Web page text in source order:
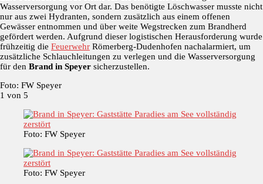
Wasserversorgung vor Ort dar. Das benötigte Löschwasser musste nicht
nur aus zwei Hydranten, sondern zusätzlich aus einem offenen
Gewässer entnommen und über weite Wegstrecken zum Brandherd
gefördert werden. Aufgrund dieser logistischen Herausforderung wurde
frühzeitig die Feuerwehr Römerberg-Dudenhofen nachalarmiert, um
zusätzliche Schlauchleitungen zu verlegen und die Wasserversorgung
für den Brand in Speyer sicherzustellen.
Foto: FW Speyer
1 von 5
Foto: FW Speyer
Foto: FW Speyer